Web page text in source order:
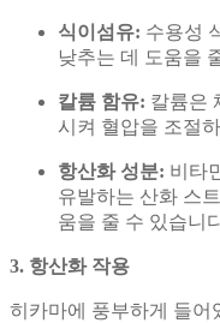
식이섬유: 수용성
낮추는 데 도움을
칼륨 함유: 칼륨은
시켜 혈압을 조절
항산화 성분: 비타
유발하는 산화 스
움을 줄 수 있습니
3. 항산화 작용
히카마에 풍부하게 들어